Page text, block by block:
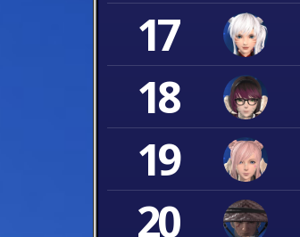
17
18
19
20